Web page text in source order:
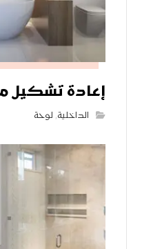
إعادة تشكيل
الداخلية, لوحة